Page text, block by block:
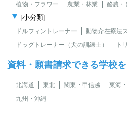
植物・フラワー 農業・林業 酪農・
[小分類]
ドルフィントレーナー
動物介在療法
ドッグトレーナー（犬の訓練士）
ト
資料・願書請求できる学校
北海道 東北 関東・甲信越 東海
九州・沖縄